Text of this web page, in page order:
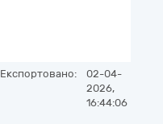
Експортовано:
02-04-
2026,
16:44:06